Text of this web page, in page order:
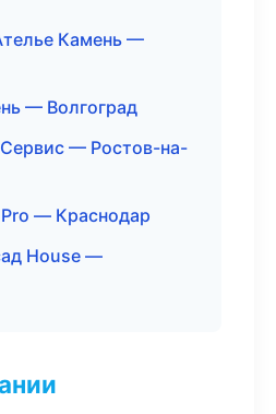
Камень —
— Волгоград
— Ростов-на-
— Краснодар
House —